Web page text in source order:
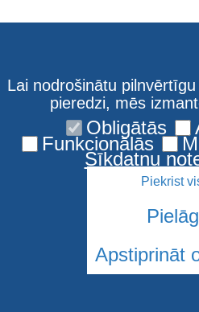
© 2026 Latvijas Universitāte.
Lai nodrošinātu
pieredzi, mēs
Obligātās
Funkcionālās
Sīkdatņu
Piekrist
Apstiprināt